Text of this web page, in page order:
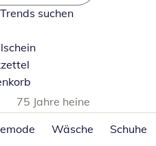
suchen
75 Jahre heine
Wäsche Schuhe